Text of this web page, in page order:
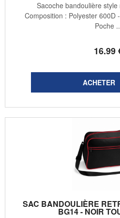
16.99
Sacoche bandoulière
Composition : Polyester 600D
Poche
SAC BANDOULIÈRE
BG14 - NOIR